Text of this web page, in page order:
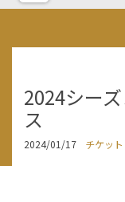
2024シー
ス
2024/01/17 チケット